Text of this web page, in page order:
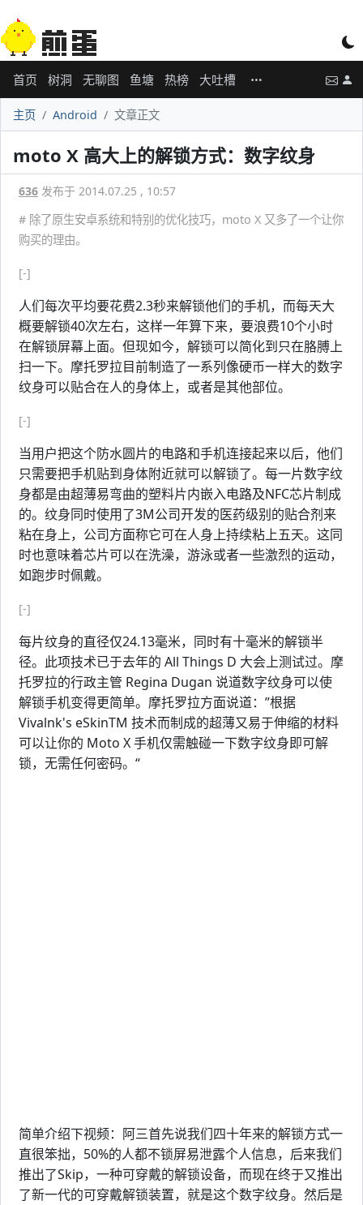
首页 树洞 无聊图 鱼塘 热榜 大吐槽
主页 Android 文章正文
moto X 高大上的解锁方式：数字纹身
636 发布于 2014.07.25 , 10:57
# 除了原生安卓系统和特别的优化技巧，moto X 又多了一个让你
购买的理由。
[-]
人们每次平均要花费2.3秒来解锁他们的手机，而每天大
概要解锁40次左右，这样一年算下来，要浪费10个小时
在解锁屏幕上面。但现如今，解锁可以简化到只在胳膊上
扫一下。摩托罗拉目前制造了一系列像硬币一样大的数字
纹身可以贴合在人的身体上，或者是其他部位。
[-]
当用户把这个防水圆片的电路和手机连接起来以后，他们
只需要把手机贴到身体附近就可以解锁了。每一片数字纹
身都是由超薄易弯曲的塑料片内嵌入电路及NFC芯片制成
的。纹身同时使用了3M公司开发的医药级别的贴合剂来
粘在身上，公司方面称它可在人身上持续粘上五天。这同
时也意味着芯片可以在洗澡，游泳或者一些激烈的运动，
如跑步时佩戴。
[-]
每片纹身的直径仅24.13毫米，同时有十毫米的解锁半
径。此项技术已于去年的 All Things D 大会上测试过。摩
托罗拉的行政主管 Regina Dugan 说道数字纹身可以使
解锁手机变得更简单。摩托罗拉方面说道：”根据
Vivalnk's eSkinTM 技术而制成的超薄又易于伸缩的材料
可以让你的 Moto X 手机仅需触碰一下数字纹身即可解
锁，无需任何密码。“
简单介绍下视频：阿三首先说我们四十年来的解锁方式一
直很笨拙，50%的人都不锁屏易泄露个人信息，后来我们
推出了Skip，一种可穿戴的解锁设备，而现在终于又推出
了新一代的可穿戴解锁装置，就是这个数字纹身。然后是